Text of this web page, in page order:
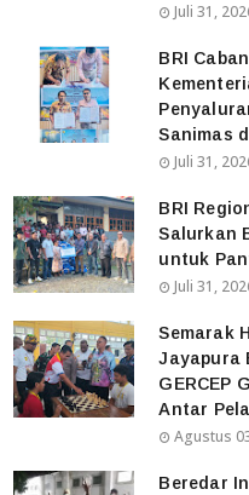
Juli 31,
BRI
Sanimas
Juli 31,
BRI
Salurkan
untuk
Juli 31,
Semarak
Jayapura
GERCEP
Antar
Agustus
Beredar